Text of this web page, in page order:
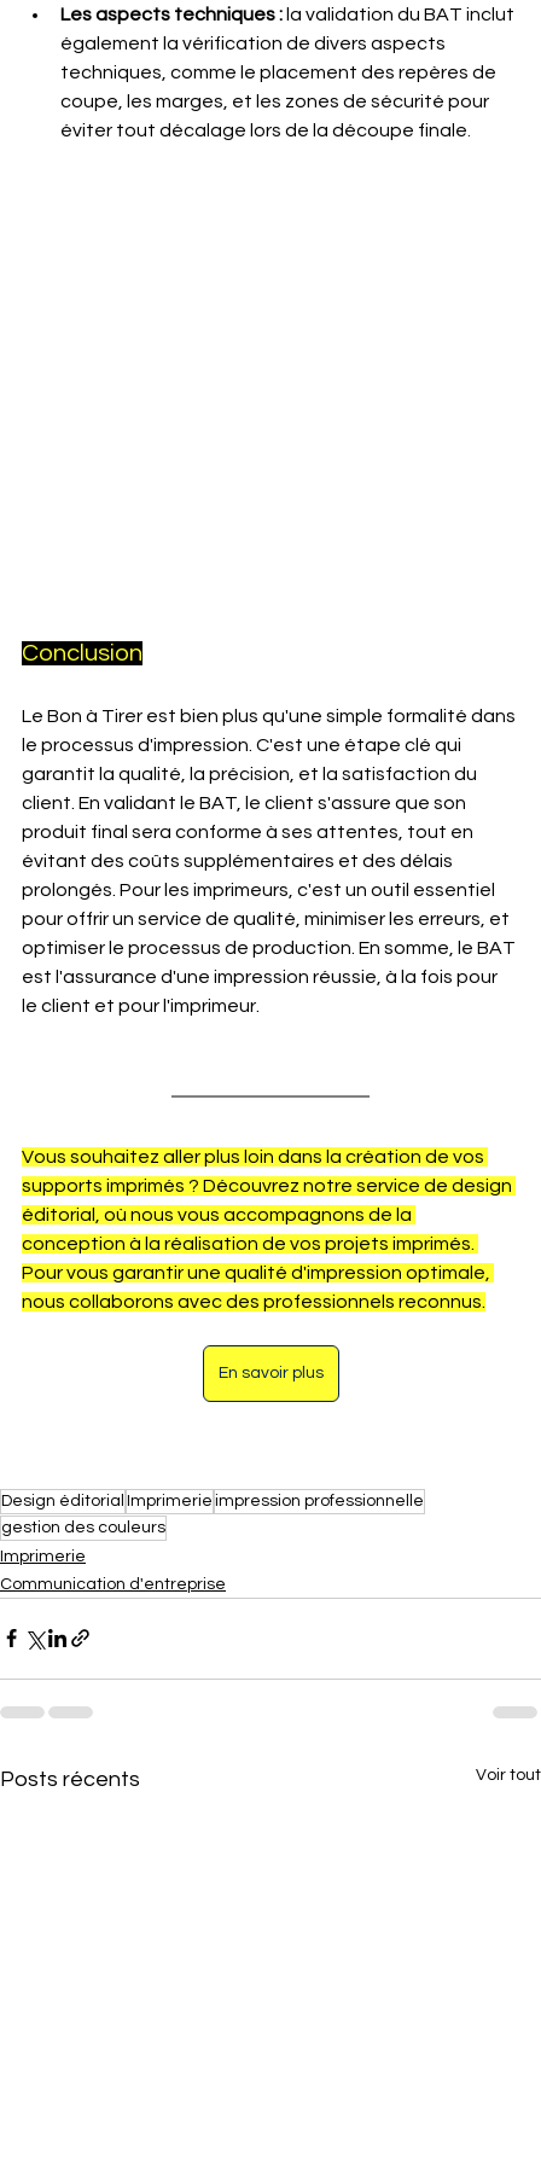
Les aspects techniques : la validation du BAT inclut
également la vérification de divers aspects
techniques, comme le placement des repères de
coupe, les marges, et les zones de sécurité pour
éviter tout décalage lors de la découpe finale.
Conclusion
Le Bon à Tirer est bien plus qu'une simple formalité dans
le processus d'impression. C'est une étape clé qui
garantit la qualité, la précision, et la satisfaction du
client. En validant le BAT, le client s'assure que son
produit final sera conforme à ses attentes, tout en
évitant des coûts supplémentaires et des délais
prolongés. Pour les imprimeurs, c'est un outil essentiel
pour offrir un service de qualité, minimiser les erreurs, et
optimiser le processus de production. En somme, le BAT
est l'assurance d'une impression réussie, à la fois pour
le client et pour l'imprimeur.
Vous souhaitez aller plus loin dans la création de vos
supports imprimés ? Découvrez notre service de design
éditorial, où nous vous accompagnons de la
conception à la réalisation de vos projets imprimés.
Pour vous garantir une qualité d'impression optimale,
nous collaborons avec des professionnels reconnus.
En savoir plus
Design éditorial Imprimerie impression professionnelle
gestion des couleurs
Imprimerie
Communication d'entreprise
Posts récents Voir tout